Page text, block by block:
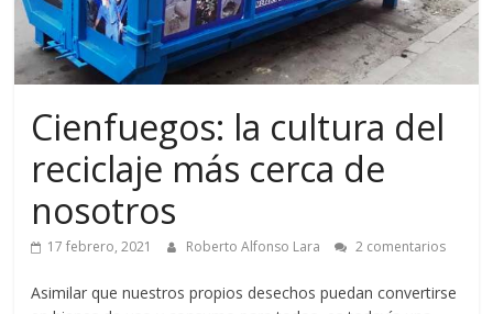
Cienfuegos: la cultura del
reciclaje más cerca de
nosotros
17 febrero, 2021 Roberto Alfonso Lara 2 comentarios
Asimilar que nuestros propios desechos puedan convertirse